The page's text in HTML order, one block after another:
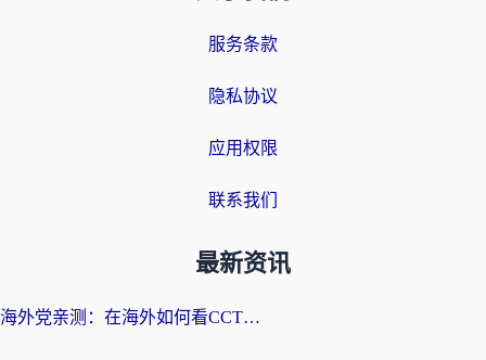
服务条款
隐私协议
应用权限
联系我们
最新资讯
海外党亲测：在海外如何看CCTV？告别“仅限大陆播放”的实用指南